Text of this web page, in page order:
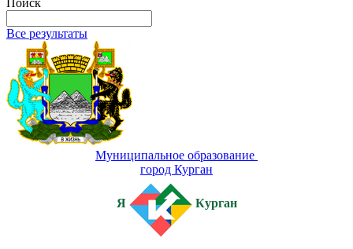
Поиск
Все результаты
Муниципальное образование
город Курган
Я Курган